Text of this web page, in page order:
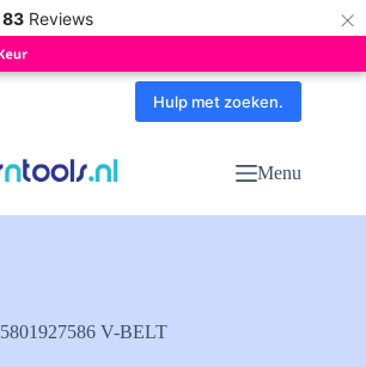
83 Reviews ×
Hulp met zoeken.
Menu
5801927586 V-BELT